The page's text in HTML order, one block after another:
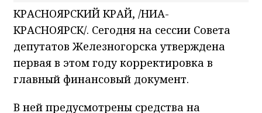
КРАСНОЯРСКИЙ КРАЙ, /НИА-
КРАСНОЯРСК/. Сегодня на сессии Совета
депутатов Железногорска утверждена
первая в этом году корректировка в
главный финансовый документ.
В ней предусмотрены средства на